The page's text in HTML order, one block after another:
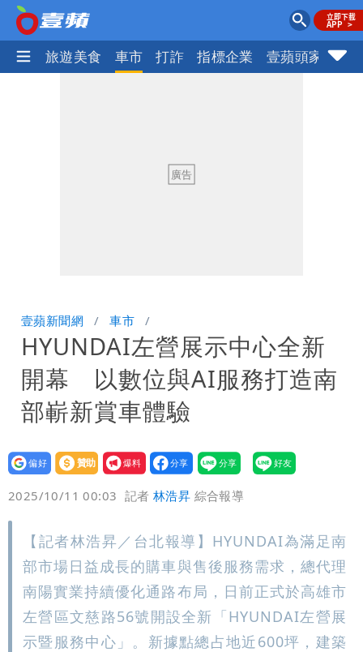
產王 旅遊美食 車市 打詐 指標企業 壹蘋頭家 健
壹蘋新聞網 車市
HYUNDAI左營展示中心全新
開幕 以數位與AI服務打造南
部嶄新賞車體驗
設為
贊助
我要
爆料
2025/10/11 00:03 記者林浩昇 綜合報導
【記者林浩昇／台北報導】HYUNDAI為滿足南
部市場日益成長的購車與售後服務需求，總代理
南陽實業持續優化通路布局，日前正式於高雄市
左營區文慈路56號開設全新「HYUNDAI左營展
示暨服務中心」。新據點總占地近600坪，建築